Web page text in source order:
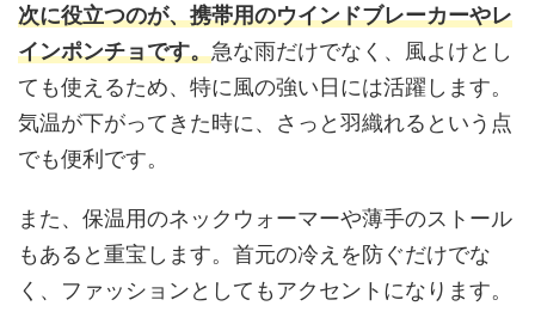
次に役立つのが、携帯用のウインドブレーカーやレ
インポンチョです。急な雨だけでなく、風よけとし
ても使えるため、特に風の強い日には活躍します。
気温が下がってきた時に、さっと羽織れるという点
でも便利です。
また、保温用のネックウォーマーや薄手のストール
もあると重宝します。首元の冷えを防ぐだけでな
く、ファッションとしてもアクセントになります。